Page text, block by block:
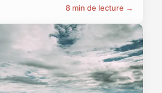
8 min de lecture →